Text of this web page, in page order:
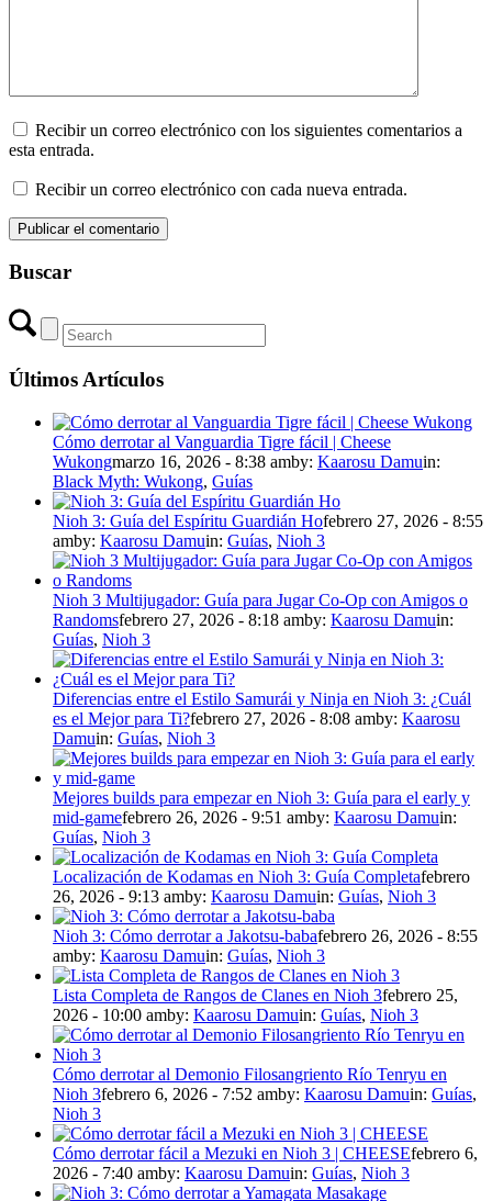
Recibir un correo electrónico con los siguientes comentarios a
esta entrada.
Recibir un correo electrónico con cada nueva entrada.
Buscar
Últimos Artículos
Cómo derrotar al Vanguardia Tigre fácil | Cheese
Wukongmarzo 16, 2026 - 8:38 amby: Kaarosu Damuin:
Black Myth: Wukong, Guías
Nioh 3: Guía del Espíritu Guardián Hofebrero 27, 2026 - 8:55
amby: Kaarosu Damuin: Guías, Nioh 3
Nioh 3 Multijugador: Guía para Jugar Co-Op con Amigos o
Randomsfebrero 27, 2026 - 8:18 amby: Kaarosu Damuin:
Guías, Nioh 3
Diferencias entre el Estilo Samurái y Ninja en Nioh 3: ¿Cuál
es el Mejor para Ti?febrero 27, 2026 - 8:08 amby: Kaarosu
Damuin: Guías, Nioh 3
Mejores builds para empezar en Nioh 3: Guía para el early y
mid-gamefebrero 26, 2026 - 9:51 amby: Kaarosu Damuin:
Guías, Nioh 3
Localización de Kodamas en Nioh 3: Guía Completafebrero
26, 2026 - 9:13 amby: Kaarosu Damuin: Guías, Nioh 3
Nioh 3: Cómo derrotar a Jakotsu-babafebrero 26, 2026 - 8:55
amby: Kaarosu Damuin: Guías, Nioh 3
Lista Completa de Rangos de Clanes en Nioh 3febrero 25,
2026 - 10:00 amby: Kaarosu Damuin: Guías, Nioh 3
Cómo derrotar al Demonio Filosangriento Río Tenryu en
Nioh 3febrero 6, 2026 - 7:52 amby: Kaarosu Damuin: Guías,
Nioh 3
Cómo derrotar fácil a Mezuki en Nioh 3 | CHEESEfebrero 6,
2026 - 7:40 amby: Kaarosu Damuin: Guías, Nioh 3